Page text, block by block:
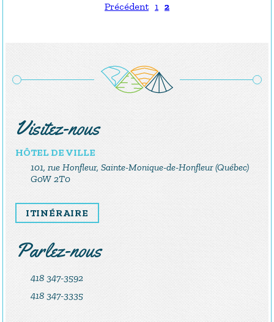
Précédent 1 2
Visitez-nous
HÔTEL DE VILLE
101, rue Honfleur, Sainte-Monique-de-Honfleur (Québec)
G0W 2T0
ITINÉRAIRE
Parlez-nous
418 347-3592
418 347-3335